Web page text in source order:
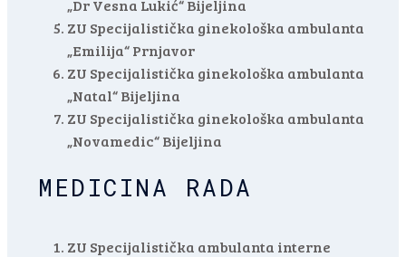
„Dr Vesna Lukić“ Bijeljina
ZU Specijalistička ginekološka ambulanta
„Emilija“ Prnjavor
ZU Specijalistička ginekološka ambulanta
„Natal“ Bijeljina
ZU Specijalistička ginekološka ambulanta
„Novamedic“ Bijeljina
MEDICINA RADA
ZU Specijalistička ambulanta interne